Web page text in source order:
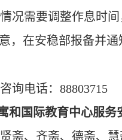
况需要调整作息时
，在安稳部报备并通
询电话：88803715
和国际教育中心服务
斋、齐斋、德斋、